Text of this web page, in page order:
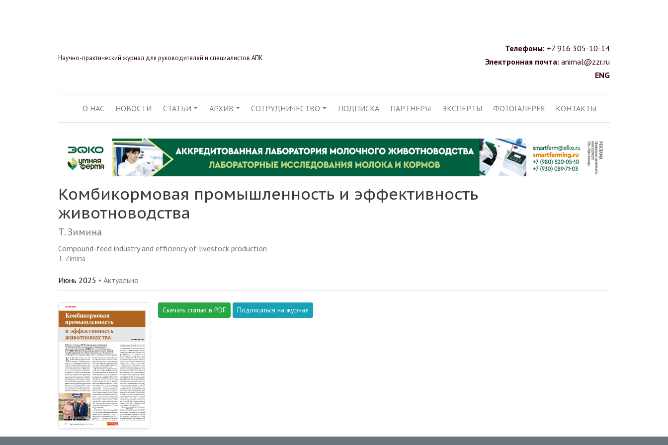
Научно-практический журнал для руководителей и специалистов АПК
Телефоны: +7 916 305-10-14
Электронная почта: animal@zzr.ru
ENG
ОСНОВНАЯ НАВИГАЦИЯ
О НАС НОВОСТИ СТАТЬИ АРХИВ СОТРУДНИЧЕСТВО ПОДПИСКА ПАРТНЕРЫ ЭКСПЕРТЫ ФОТОГАЛЕРЕЯ КОНТАКТЫ
Комбикормовая промышленность и эффективность
животноводства
Т. Зимина
Compound-feed industry and efficiency of livestock production
T. Zimina
Июнь 2025 • Актуально
Скачать статью в PDF Подписаться на журнал